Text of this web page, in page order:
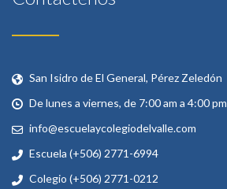
San Isidro de El General, Pérez Zeledón
De lunes a viernes, de 7:00 am a 4:00 pm
info@escuelaycolegiodelvalle.com
Escuela (+506) 2771-6994
Colegio (+506) 2771-0212